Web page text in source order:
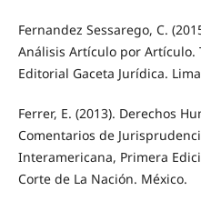
Fernandez Sessarego, C.
Análisis Artículo por Artículo.
Editorial Gaceta Jurídica.
Ferrer, E. (2013). Derechos
Comentarios de
Interamericana, Primera
Corte de La Nación. México.